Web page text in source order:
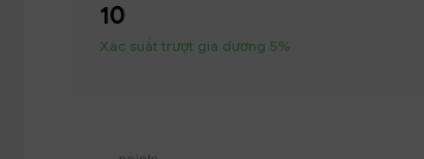
10
Xác suất trượt giá dương 5%